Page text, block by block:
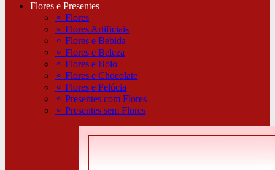
Flores e Presentes
⚬Flores
⚬Flores Artificiais
⚬Flores e Bebida
⚬Flores e Beleza
⚬Flores e Bolo
⚬Flores e Chocolate
⚬Flores e Pelúcia
⚬Presentes com Flores
⚬Presentes sem Flores